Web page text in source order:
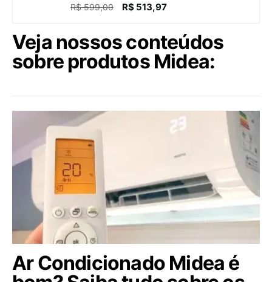
R$ 599,00
R$ 513,97
Veja nossos conteúdos
sobre produtos Midea:
Ar Condicionado Midea é